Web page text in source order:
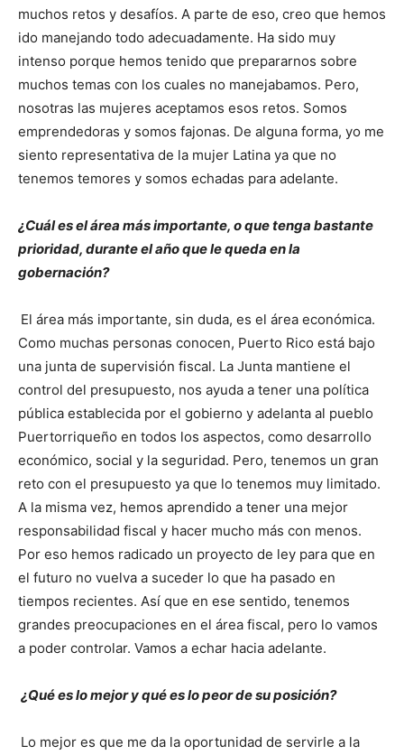
muchos retos y desafíos. A parte de eso, creo que hemos
ido manejando todo adecuadamente. Ha sido muy
intenso porque hemos tenido que prepararnos sobre
muchos temas con los cuales no manejabamos. Pero,
nosotras las mujeres aceptamos esos retos. Somos
emprendedoras y somos fajonas. De alguna forma, yo me
siento representativa de la mujer Latina ya que no
tenemos temores y somos echadas para adelante.
¿Cuál es el área más importante, o que tenga bastante
prioridad, durante el año que le queda en la
gobernación?
El área más importante, sin duda, es el área económica.
Como muchas personas conocen, Puerto Rico está bajo
una junta de supervisión fiscal. La Junta mantiene el
control del presupuesto, nos ayuda a tener una política
pública establecida por el gobierno y adelanta al pueblo
Puertorriqueño en todos los aspectos, como desarrollo
económico, social y la seguridad. Pero, tenemos un gran
reto con el presupuesto ya que lo tenemos muy limitado.
A la misma vez, hemos aprendido a tener una mejor
responsabilidad fiscal y hacer mucho más con menos.
Por eso hemos radicado un proyecto de ley para que en
el futuro no vuelva a suceder lo que ha pasado en
tiempos recientes. Así que en ese sentido, tenemos
grandes preocupaciones en el área fiscal, pero lo vamos
a poder controlar. Vamos a echar hacia adelante.
¿Qué es lo mejor y qué es lo peor de su posición?
Lo mejor es que me da la oportunidad de servirle a la